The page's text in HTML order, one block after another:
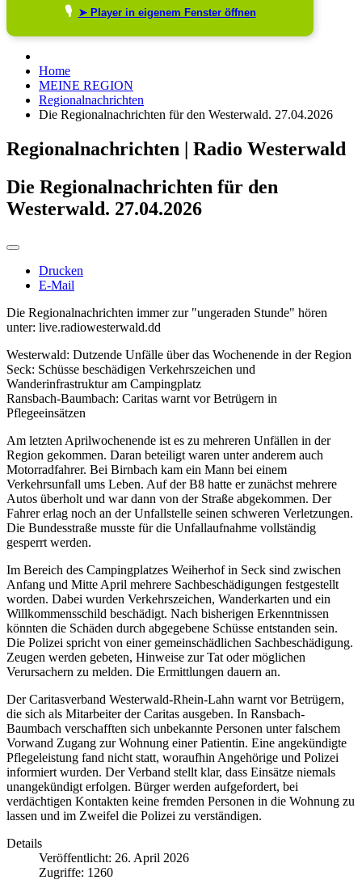
🎙️ ➤ Player in eigenem Fenster öffnen
Home
MEINE REGION
Regionalnachrichten
Die Regionalnachrichten für den Westerwald. 27.04.2026
Regionalnachrichten | Radio Westerwald
Die Regionalnachrichten für den
Westerwald. 27.04.2026
Drucken
E-Mail
Die Regionalnachrichten immer zur "ungeraden Stunde" hören
unter: live.radiowesterwald.dd
Westerwald: Dutzende Unfälle über das Wochenende in der Region
Seck: Schüsse beschädigen Verkehrszeichen und
Wanderinfrastruktur am Campingplatz
Ransbach-Baumbach: Caritas warnt vor Betrügern in
Pflegeeinsätzen
Am letzten Aprilwochenende ist es zu mehreren Unfällen in der
Region gekommen. Daran beteiligt waren unter anderem auch
Motorradfahrer. Bei Birnbach kam ein Mann bei einem
Verkehrsunfall ums Leben. Auf der B8 hatte er zunächst mehrere
Autos überholt und war dann von der Straße abgekommen. Der
Fahrer erlag noch an der Unfallstelle seinen schweren Verletzungen.
Die Bundesstraße musste für die Unfallaufnahme vollständig
gesperrt werden.
Im Bereich des Campingplatzes Weiherhof in Seck sind zwischen
Anfang und Mitte April mehrere Sachbeschädigungen festgestellt
worden. Dabei wurden Verkehrszeichen, Wanderkarten und ein
Willkommensschild beschädigt. Nach bisherigen Erkenntnissen
könnten die Schäden durch abgegebene Schüsse entstanden sein.
Die Polizei spricht von einer gemeinschädlichen Sachbeschädigung.
Zeugen werden gebeten, Hinweise zur Tat oder möglichen
Verursachern zu melden. Die Ermittlungen dauern an.
Der Caritasverband Westerwald-Rhein-Lahn warnt vor Betrügern,
die sich als Mitarbeiter der Caritas ausgeben. In Ransbach-
Baumbach verschafften sich unbekannte Personen unter falschem
Vorwand Zugang zur Wohnung einer Patientin. Eine angekündigte
Pflegeleistung fand nicht statt, woraufhin Angehörige und Polizei
informiert wurden. Der Verband stellt klar, dass Einsätze niemals
unangekündigt erfolgen. Bürger werden aufgefordert, bei
verdächtigen Kontakten keine fremden Personen in die Wohnung zu
lassen und im Zweifel die Polizei zu verständigen.
Details
Veröffentlicht: 26. April 2026
Zugriffe: 1260